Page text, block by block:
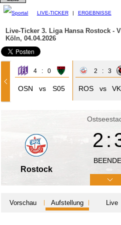
LIVE-TICKER | ERGEBNISSE
Live-Ticker 3. Liga Hansa Rostock -
Köln, 04.04.2026
4 : 0
OSN vs S05
2 : 3
ROS vs
Rostock
Vorschau Aufstellung Live